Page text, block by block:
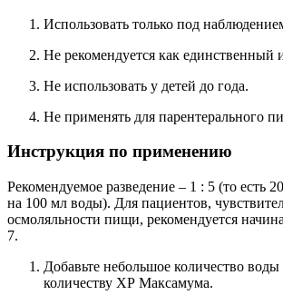
Использовать только под
Не рекомендуется как единственный
Не использовать у детей до года.
Не применять для парентерального
Инструкция по применению
Рекомендуемое разведение – 1 : 5 (то есть
на 100 мл воды). Для пациентов,
осмоляльности пищи, рекомендуется
7.
Добавьте небольшое количество
количеству ХР Максамума.